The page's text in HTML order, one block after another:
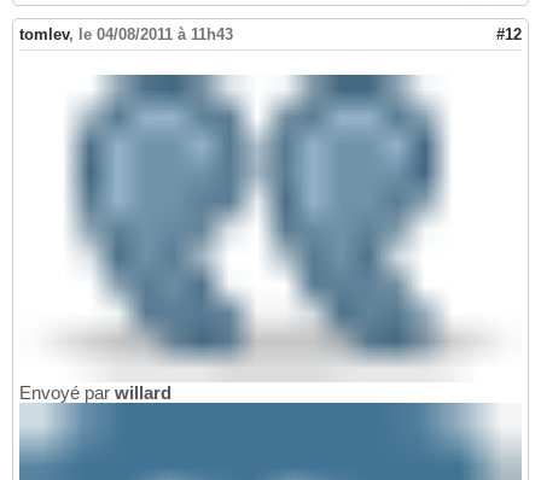
tomlev, le 04/08/2011 à 11h43 #12
Envoyé par willard